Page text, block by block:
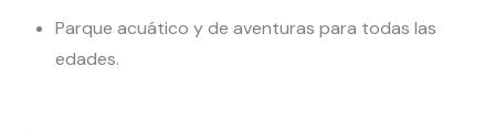
Parque acuático y de aventuras para todas las
edades.